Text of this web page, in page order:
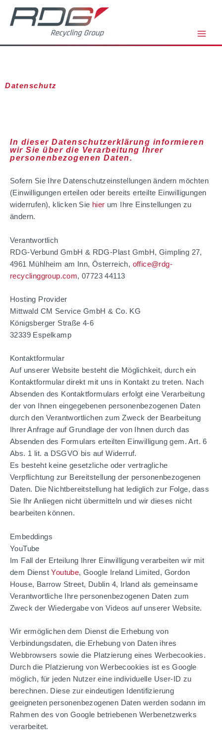
Inhalt
Datenschutz
In dieser Datenschutzerklärung informieren
wir Sie über die Verarbeitung Ihrer
personenbezogenen Daten.
Sofern Sie Ihre Datenschutzeinstellungen ändern möchten
(Einwilligungen erteilen oder bereits erteilte Einwilligungen
widerrufen), klicken Sie hier um Ihre Einstellungen zu
ändern.
Verantwortlich
RDG-Verbund GmbH & RDG-Plast GmbH, Gimpling 27,
4961 Mühlheim am Inn, Österreich, office@rdg-
recyclinggroup.com, 07723 44113
Hosting Provider
Mittwald CM Service GmbH & Co. KG
Königsberger Straße 4-6
32339 Espelkamp
Kontaktformular
Auf unserer Website besteht die Möglichkeit, durch ein
Kontaktformular direkt mit uns in Kontakt zu treten. Nach
Absenden des Kontaktformulars erfolgt eine Verarbeitung
der von Ihnen eingegebenen personenbezogenen Daten
durch den Verantwortlichen zum Zweck der Bearbeitung
Ihrer Anfrage auf Grundlage der von Ihnen durch das
Absenden des Formulars erteilten Einwilligung gem. Art. 6
Abs. 1 lit. a DSGVO bis auf Widerruf.
Es besteht keine gesetzliche oder vertragliche
Verpflichtung zur Bereitstellung der personenbezogenen
Daten. Die Nichtbereitstellung hat lediglich zur Folge, dass
Sie Ihr Anliegen nicht übermitteln und wir dieses nicht
bearbeiten können.
Embeddings
YouTube
Im Fall der Erteilung Ihrer Einwilligung verarbeiten wir mit
dem DienstYoutube, Google Ireland Limited, Gordon
House, Barrow Street, Dublin 4, Irland als gemeinsame
Verantwortliche Ihre personenbezogenen Daten zum
Zweck der Wiedergabe von Videos auf unserer Website.
Wir ermöglichen dem Dienst die Erhebung von
Verbindungsdaten, die Erhebung von Daten ihres
Webbrowsers sowie die Platzierung eines Werbecookies.
Durch die Platzierung von Werbecookies ist es Google
möglich, für jeden Nutzer eine individuelle User-ID zu
berechnen. Diese zur eindeutigen Identifizierung
geeigneten personenbezogenen Daten werden sodann im
Rahmen des von Google betriebenen Werbenetzwerks
verarbeitet.